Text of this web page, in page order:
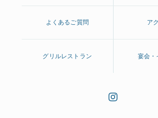
よくあるご質問 ア
グリルレストラン 宴会・